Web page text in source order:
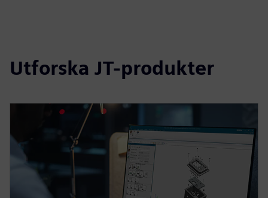
Utforska JT-produkter